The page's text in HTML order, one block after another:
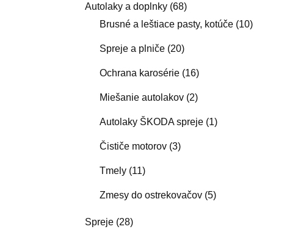
Autolaky a doplnky (68)
Brusné a leštiace pasty, kotúče (10)
Spreje a plniče (20)
Ochrana karosérie (16)
Miešanie autolakov (2)
Autolaky ŠKODA spreje (1)
Čističe motorov (3)
Tmely (11)
Zmesy do ostrekovačov (5)
Spreje (28)